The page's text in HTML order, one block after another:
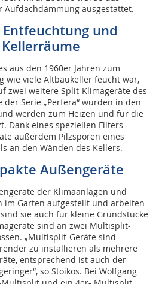
Aufdachdämmung ausgestattet.
und
aus den 1960er Jahren zum
wie viele Altbaukeller feucht war,
zwei weitere Split-Klimageräte des
Serie „Perfera“ wurden in den
werden zum Heizen und für die
Dank eines speziellen Filters
außerdem Pilzsporen eines
an den Wänden des Kellers.
Außengeräte
der Klimaanlagen und
im Garten aufgestellt und arbeiten
sie auch für kleine Grundstücke
sind an zwei Multisplit-
„Multisplit-Geräte sind
zu installieren als mehrere
entsprechend ist auch der
so Stoikos. Bei Wolfgang